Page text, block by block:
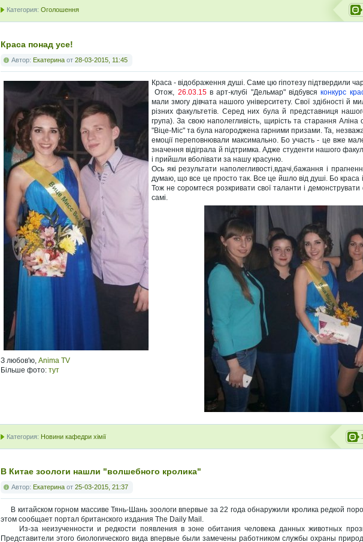
Категория: Оголошення
Краса понад усе!
Автор: Екатерина от 28-03-2015, 11:45
Краса - відображення душі. Саме цю гіпотезу підтвердили
Отож, 26.03.15в арт-клубі "Дельмар" відбувсяконкурс
мали змогу дівчата нашого університету. Свої здібності й
різних факультетів. Серед них була й представниця
група). За свою наполегливість, щирість та старання Аліна
"Віце-Міс" та була нагороджена гарними призами. Та,
емоції переповнювали максимально. Бо участь - це вже
значення відіграла й підтримка. Адже студенти нашого
і прийшли вболівати за нашу красуню.
Ось які результати наполегливості,вдачі,бажання і
думаю, що все це просто так. Все це йшло вiд душі. Бо краса і
Тож не соромтеся розкривати свої таланти і демонструвати
самі.
З любов'ю, Anima TV
Більше фото: тут
Категория: Новини кафедри хімії
В Китае зоологи нашли "волшебного кролика"
Автор: Екатерина от 25-03-2015, 21:37
В китайском горном массиве Тянь-Шань зоологи впервые за 22 года обнаружили кролика редкой
этом сообщает портал британского издания The Daily Mail.
Из-за неизученности и редкости появления в зоне обитания человека данных животных
Представители этого биологического вида впервые были замечены работником службы охраны